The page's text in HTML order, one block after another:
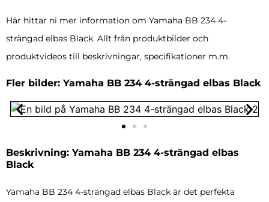
Här hittar ni mer information om Yamaha BB 234 4-
strängad elbas Black. Allt från produktbilder och
produktvideos till beskrivningar, specifikationer m.m.
Fler bilder: Yamaha BB 234 4-strängad elbas Black
Beskrivning: Yamaha BB 234 4-strängad elbas
Black
Yamaha BB 234 4-strängad elbas Black är det perfekta